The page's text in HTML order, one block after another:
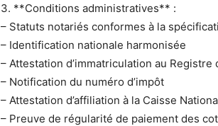
3. **Conditions administratives** :
– Statuts notariés conformes à la
– Identification nationale harmonisée
– Attestation d’immatriculation au
– Notification du numéro d’impôt
– Attestation d’affiliation à la Caisse
– Preuve de régularité de paiement des